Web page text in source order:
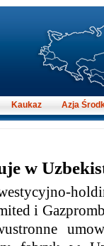
w
i
Kaukaz Azja